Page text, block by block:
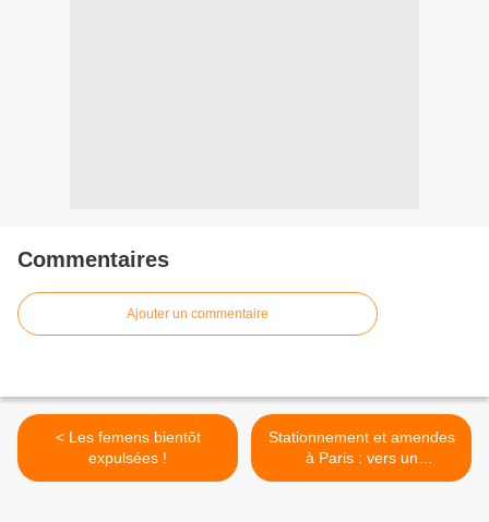
Commentaires
Ajouter un commentaire
< Les femens bientôt
expulsées !
Stationnement et amendes
à Paris : vers un
doublement des tarifs >